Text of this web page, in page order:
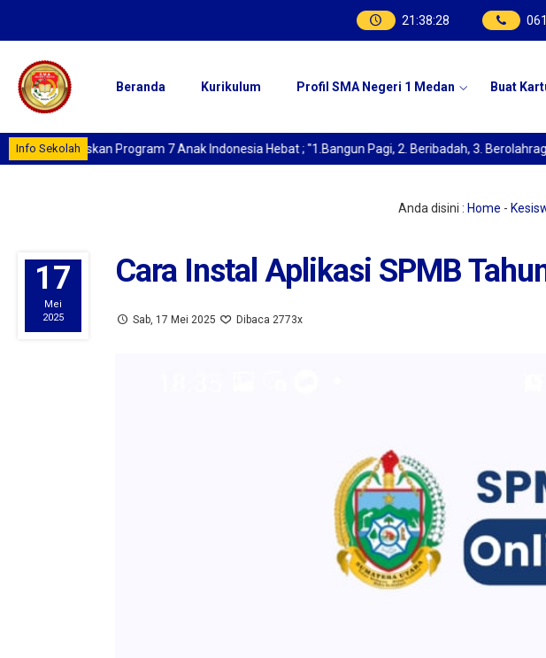
21:38:29
Beranda Kurikulum Profil SMA Negeri 1 Medan Buat
Info Sekolah
Sukseskan Program 7 Anak Indonesia Hebat ; "1.Bangun Pagi, 2. Beribadah, 3. Berolahraga, 4
Anda disini : Home -
17
Mei
2025
Cara Instal Aplikasi SPMB
Sab, 17 Mei 2025 Dibaca 2773x